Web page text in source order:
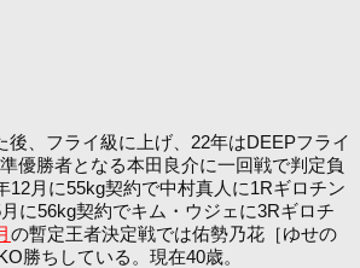
、フライ級に上げ、22年はDEEPフライ
優勝者となる本田良介に一回戦で判定負
12月に55kg契約で中村真人に1Rギロチン
に56kg契約でキム・ウジェに3Rギロチ
の暫定王者決定戦では佑勢乃花［ゆせの
勝ちしている。現在40歳。